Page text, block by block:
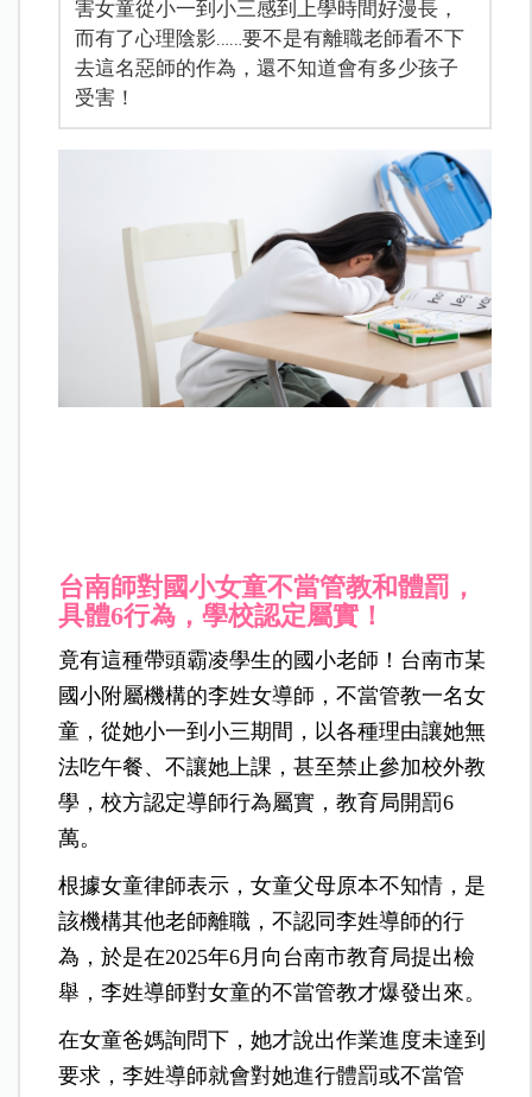
害女童從小一到小三感到上學時間好漫長，
而有了心理陰影……要不是有離職老師看不下
去這名惡師的作為，還不知道會有多少孩子
受害！
台南師對國小女童不當管教和體罰，
具體6行為，學校認定屬實！
竟有這種帶頭霸凌學生的國小老師！台南市某
國小附屬機構的李姓女導師，不當管教一名女
童，從她小一到小三期間，以各種理由讓她無
法吃午餐、不讓她上課，甚至禁止參加校外教
學，校方認定導師行為屬實，教育局開罰6
萬。
根據女童律師表示，女童父母原本不知情，是
該機構其他老師離職，不認同李姓導師的行
為，於是在2025年6月向台南市教育局提出檢
舉，李姓導師對女童的不當管教才爆發出來。
在女童爸媽詢問下，她才說出作業進度未達到
要求，李姓導師就會對她進行體罰或不當管